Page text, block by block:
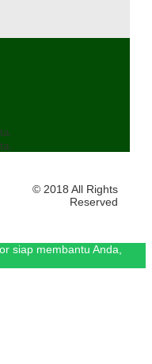
© 2018 All Rights
Reserved
siap membantu Anda,